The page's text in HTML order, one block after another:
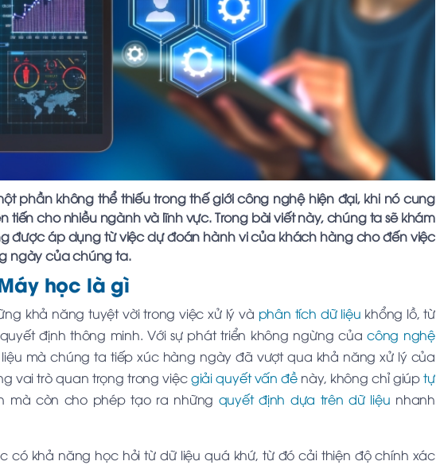
phần không thể thiếu trong thế giới công nghệ hiện đại, khi nó cung
tiến cho nhiều ngành và lĩnh vực. Trong bài viết này, chúng ta sẽ khám
được áp dụng từ việc dự đoán hành vi của khách hàng cho đến việc
ngày của chúng ta.
học là gì
khả năng tuyệt vời trong việc xử lý và phân tích dữ liệu khổng lồ, từ
định thông minh. Với sự phát triển không ngừng của công nghệ
liệu mà chúng ta tiếp xúc hàng ngày đã vượt qua khả năng xử lý của
vai trò quan trọng trong việcgiải quyết vấn đề này, không chỉ giúptự
mà còn cho phép tạo ra những quyết định dựa trên dữ liệu nhanh
có khả năng học hỏi từ dữ liệu quá khứ, từ đó cải thiện độ chính xác